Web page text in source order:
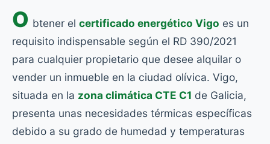
O btener el certificado energético Vigo es un
requisito indispensable según el RD 390/2021
para cualquier propietario que desee alquilar o
vender un inmueble en la ciudad olívica. Vigo,
situada en la zona climática CTE C1 de Galicia,
presenta unas necesidades térmicas específicas
debido a su grado de humedad y temperaturas